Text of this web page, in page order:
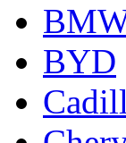
BYD